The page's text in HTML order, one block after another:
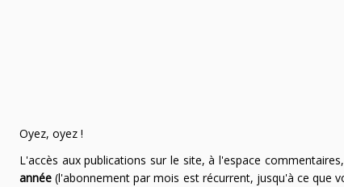
Oyez, oyez !
L'accès aux publications sur le site, à l'espace commentaires,
année(l'abonnement par mois est récurrent, jusqu'à ce que